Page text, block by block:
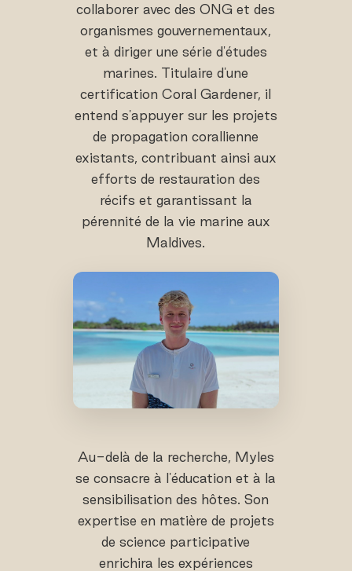
collaborer avec des ONG et des
organismes gouvernementaux,
et à diriger une série d'études
marines. Titulaire d'une
certification Coral Gardener, il
entend s'appuyer sur les projets
de propagation corallienne
existants, contribuant ainsi aux
efforts de restauration des
récifs et garantissant la
pérennité de la vie marine aux
Maldives.
Au-delà de la recherche, Myles
se consacre à l'éducation et à la
sensibilisation des hôtes. Son
expertise en matière de projets
de science participative
enrichira les expériences